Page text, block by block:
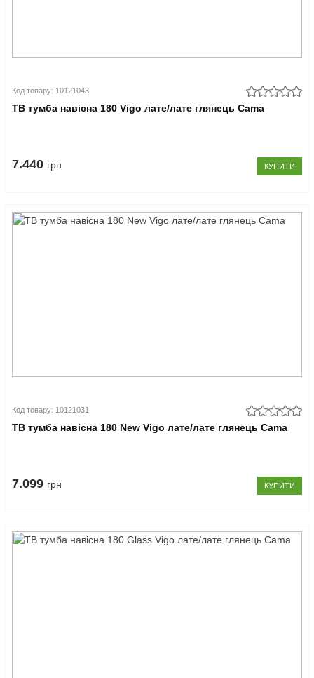
Код товару: 10121043
ТВ тумба навісна 180 Vigo лате/лате глянець Cama
7.440 грн КУПИТИ
Код товару: 10121031
ТВ тумба навісна 180 New Vigo лате/лате глянець Cama
7.099 грн КУПИТИ